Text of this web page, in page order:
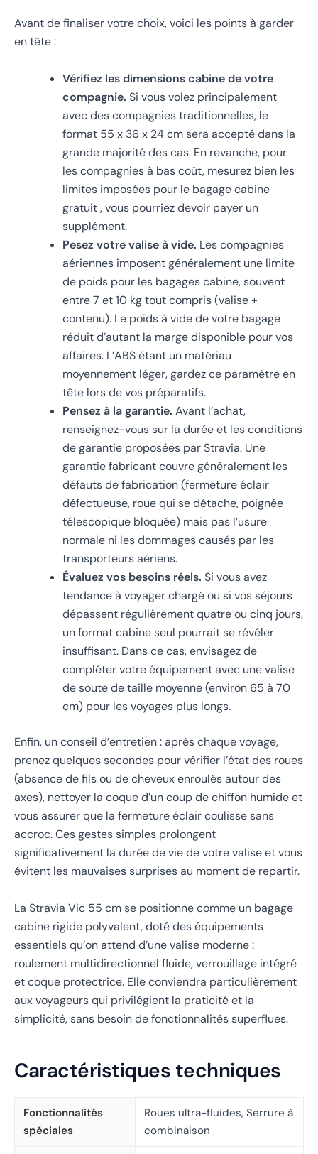
Avant de finaliser votre choix, voici les points à garder
en tête :
Vérifiez les dimensions cabine de votre
compagnie. Si vous volez principalement
avec des compagnies traditionnelles, le
format 55 x 36 x 24 cm sera accepté dans la
grande majorité des cas. En revanche, pour
les compagnies à bas coût, mesurez bien les
limites imposées pour le bagage cabine
gratuit , vous pourriez devoir payer un
supplément.
Pesez votre valise à vide. Les compagnies
aériennes imposent généralement une limite
de poids pour les bagages cabine, souvent
entre 7 et 10 kg tout compris (valise +
contenu). Le poids à vide de votre bagage
réduit d’autant la marge disponible pour vos
affaires. L’ABS étant un matériau
moyennement léger, gardez ce paramètre en
tête lors de vos préparatifs.
Pensez à la garantie. Avant l’achat,
renseignez-vous sur la durée et les conditions
de garantie proposées par Stravia. Une
garantie fabricant couvre généralement les
défauts de fabrication (fermeture éclair
défectueuse, roue qui se détache, poignée
télescopique bloquée) mais pas l’usure
normale ni les dommages causés par les
transporteurs aériens.
Évaluez vos besoins réels. Si vous avez
tendance à voyager chargé ou si vos séjours
dépassent régulièrement quatre ou cinq jours,
un format cabine seul pourrait se révéler
insuffisant. Dans ce cas, envisagez de
compléter votre équipement avec une valise
de soute de taille moyenne (environ 65 à 70
cm) pour les voyages plus longs.
Enfin, un conseil d’entretien : après chaque voyage,
prenez quelques secondes pour vérifier l’état des roues
(absence de fils ou de cheveux enroulés autour des
axes), nettoyer la coque d’un coup de chiffon humide et
vous assurer que la fermeture éclair coulisse sans
accroc. Ces gestes simples prolongent
significativement la durée de vie de votre valise et vous
évitent les mauvaises surprises au moment de repartir.
La Stravia Vic 55 cm se positionne comme un bagage
cabine rigide polyvalent, doté des équipements
essentiels qu’on attend d’une valise moderne :
roulement multidirectionnel fluide, verrouillage intégré
et coque protectrice. Elle conviendra particulièrement
aux voyageurs qui privilégient la praticité et la
simplicité, sans besoin de fonctionnalités superflues.
Caractéristiques techniques
Fonctionnalités
spéciales
Roues ultra-fluides, Serrure à
combinaison